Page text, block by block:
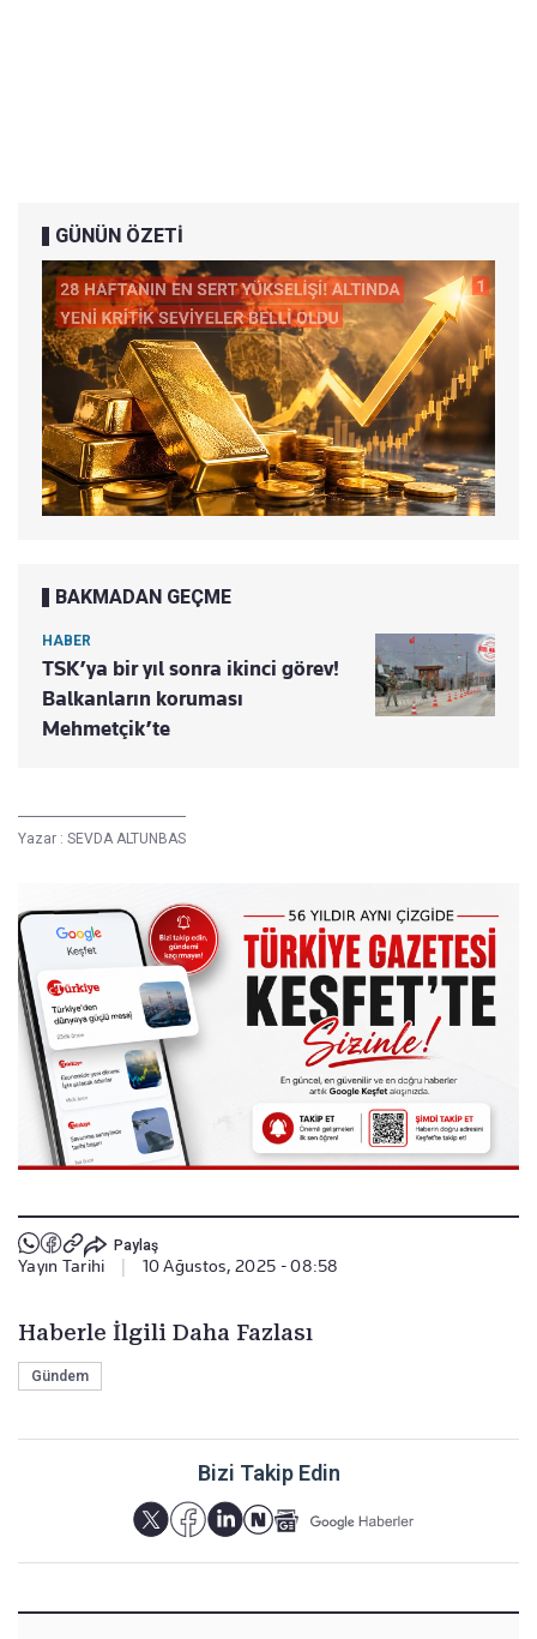
GÜNÜN ÖZETİ
BAKMADAN GEÇME
HABER
TSK’ya bir yıl sonra ikinci görev!
Balkanların koruması
Mehmetçik’te
Yazar : SEVDA ALTUNBAS
Paylaş
Yayın Tarihi 10 Ağustos, 2025 - 08:58
Haberle İlgili Daha Fazlası
Gündem
Bizi Takip Edin